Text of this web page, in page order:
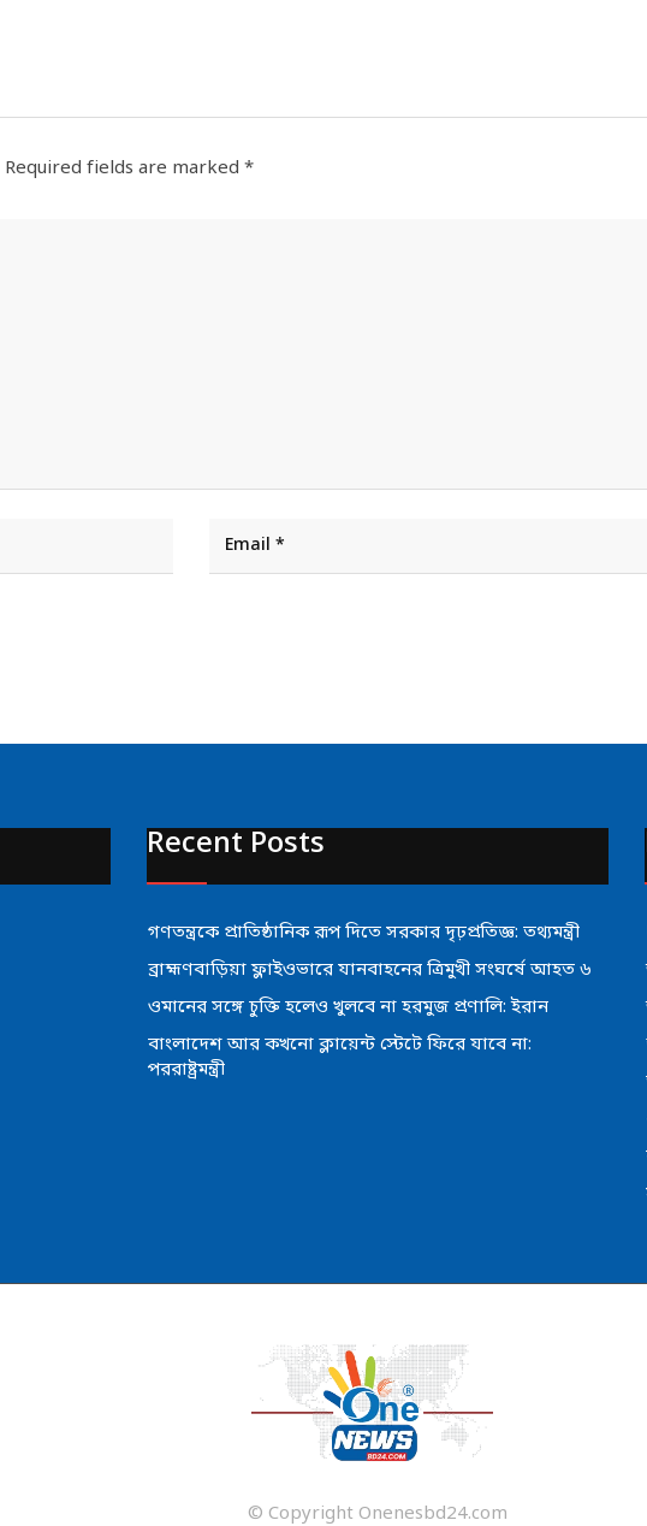
Required fields are marked *
Recent Posts
গণতন্ত্রকে প্রাতিষ্ঠানিক রূপ দিতে সরকার দৃঢ়প্রতিজ্ঞ: তথ্যমন্ত্রী
ব্রাহ্মণবাড়িয়া ফ্লাইওভারে যানবাহনের ত্রিমুখী সংঘর্ষে আহত ৬
ওমানের সঙ্গে চুক্তি হলেও খুলবে না হরমুজ প্রণালি: ইরান
বাংলাদেশ আর কখনো ক্লায়েন্ট স্টেটে ফিরে যাবে না:
পররাষ্ট্রমন্ত্রী
© Copyright Onenesbd24.com